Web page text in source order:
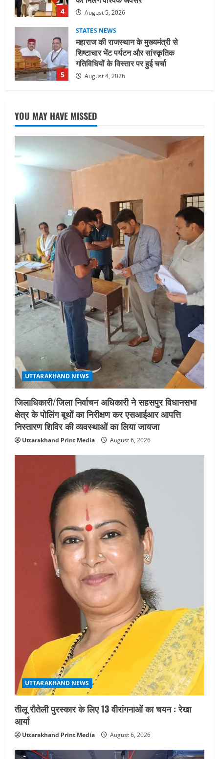
5 August 4, 2026
1
UTTARAKHAND NEWS
जिलाधिकारी/जिला निर्वाचन अधिकारी ने
सहसपुर विधानसभा क्षेत्र के पोलिंग बूथों का
निरीक्षण कर एसआईआर आपत्ति निस्तारण
शिविर की व्यवस्थाओं का लिया जायजा
2
तीलू रौतेली पुरस्कार के लिए 13 वीरांगनाओं का
चयन : रेखा आर्या
August 6, 2026
UTTARAKHAND NEWS
मिस उत्तराखंड 2026 के सब-कॉन्टेस्ट ‘मिस
August 5, 2026
4
UTTARAKHAND NEWS
एमआईटी वर्ल्ड पीस यूनिवर्सिटी और जर्मनी के
बीएसबीआई के बीच समझौता; भारतीय छात्रों
को मिलेंगे वैश्विक अवसर
August 5, 2026
STATES NEWS
महाराज की राजस्थान के मुख्यमंत्री से
शिष्टाचार भेंट पर्यटन और सांस्कृतिक
गतिविधियों के विस्तार पर हुई चर्चा
August 4, 2026
YOU MAY HAVE MISSED
UTTARAKHAND NEWS
जिलाधिकारी/जिला निर्वाचन अधिकारी ने सहसपुर विधानसभा
क्षेत्र के पोलिंग बूथों का निरीक्षण कर एसआईआर आपत्ति
निस्तारण शिविर की व्यवस्थाओं का लिया जायजा
Uttarakhand Print Media August 6, 2026
UTTARAKHAND NEWS
तीलू रौतेली पुरस्कार के लिए 13 वीरांगनाओं का चयन : रेखा
आर्या
Uttarakhand Print Media August 6, 2026